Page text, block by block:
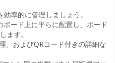
率的に管理しましょう。
ード上に平らに配置し、ボード
ます。
、およびQRコード付きの詳細な